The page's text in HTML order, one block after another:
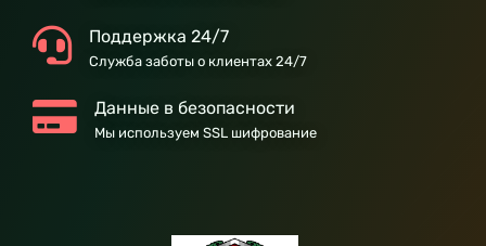
Поддержка 24/7
Служба заботы о клиентах 24/7
Данные в безопасности
Мы используем SSL шифрование